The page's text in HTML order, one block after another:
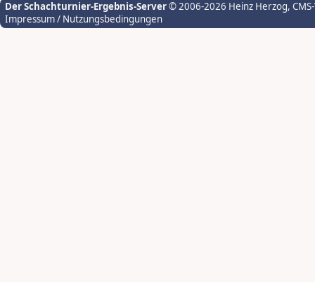
Der Schachturnier-Ergebnis-Server© 2006-2026 Heinz Herzog,
Impressum / Nutzungsbedingungen